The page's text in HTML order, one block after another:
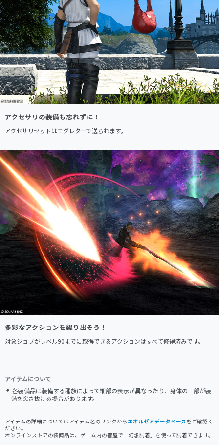
アクセサリの装備も忘れずに！
アクセサリセットはモグレターで送られます。
多彩なアクションを繰り出そう！
対象ジョブがレベル90までに取得できるアクションはすべて修得済みです。
アイテムについて
各装備品は装備する種族によって細部の表示が異なったり、身体の一部が装
備を突き抜ける場合があります。
アイテムの詳細についてはアイテム名のリンクからエオルゼアデータベース をご確認く
ださい。
オンラインストアの装備品は、ゲーム内の宿屋で「幻想試着」を使って試着できます。